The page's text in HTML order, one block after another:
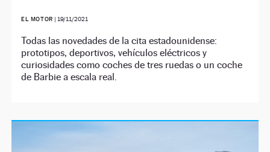
EL MOTOR | 19/11/2021
Todas las novedades de la cita estadounidense:
prototipos, deportivos, vehículos eléctricos y
curiosidades como coches de tres ruedas o un coche
de Barbie a escala real.